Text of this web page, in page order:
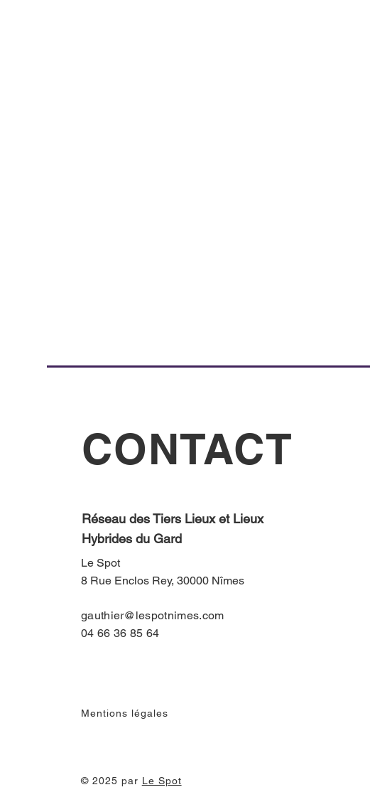
CONTACT
Réseau des Tiers Lieux et Lieux
Hybrides du Gard
Le Spot
8 Rue Enclos Rey, 30000 Nîmes
gauthier@lespotnimes.com
04 66 36 85 64
Mentions légales
© 2025 par Le Spot